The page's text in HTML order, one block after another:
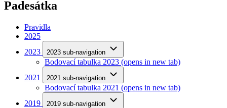
Padesátka
Pravidla
2025
2023
2023 sub-navigation
Bodovací tabulka 2023 (opens in new tab)
2021
2021 sub-navigation
Bodovací tabulka 2021 (opens in new tab)
2019
2019 sub-navigation